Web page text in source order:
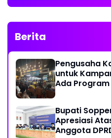
Berita
Pengusaha
untuk
Ada
Bupati
Apresiasi
Anggota